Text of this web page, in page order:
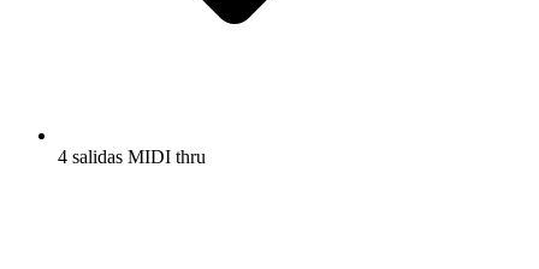
4 salidas MIDI thru